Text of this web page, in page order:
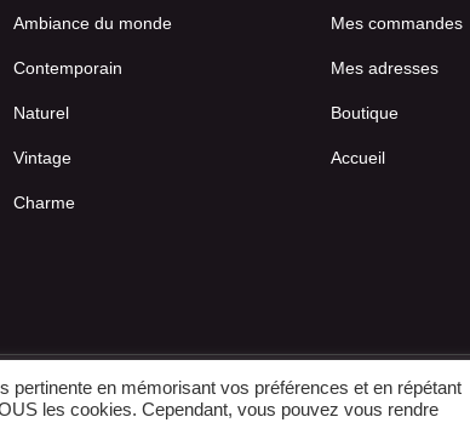
Ambiance du monde
Contemporain
Naturel
Vintage
Charme
Mes commandes
Mes adresses
Boutique
Accueil
2022-2026 -E-boutique créée par IDCOMWEB avec
pertinente en mémorisant vos préférences et en répétant
les cookies. Cependant, vous pouvez vous rendre